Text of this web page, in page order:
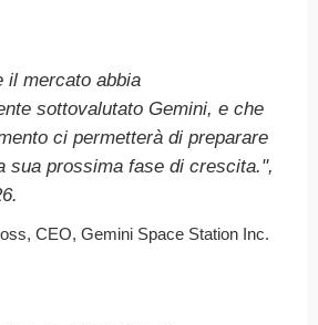
il mercato abbia
sottovalutato Gemini, e che
ci permetterà di preparare
sua prossima fase di crescita.",
CEO, Gemini Space Station Inc.